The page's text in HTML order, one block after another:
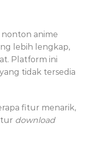
nonton anime
lebih lengkap,
Platform ini
tidak tersedia
fitur menarik,
download